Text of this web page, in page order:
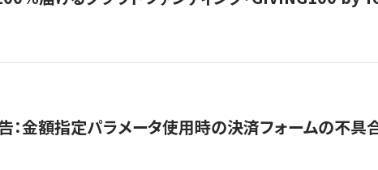
：金額指定パラメータ使用時の決済フォームの不具